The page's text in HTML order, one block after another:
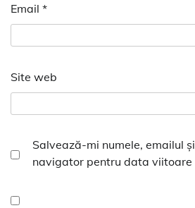
Email *
Site web
Salvează-mi numele, emailul
navigator pentru data viitoare